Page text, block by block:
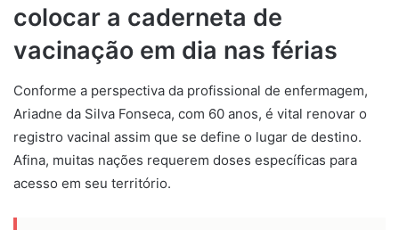
colocar a caderneta de
vacinação em dia nas férias
Conforme a perspectiva da profissional de enfermagem,
Ariadne da Silva Fonseca, com 60 anos, é vital renovar o
registro vacinal assim que se define o lugar de destino.
Afina, muitas nações requerem doses específicas para
acesso em seu território.